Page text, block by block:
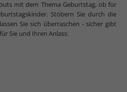
mit dem Thema Geburtstag, ob für
Stöbern Sie durch die
Sie sich überraschen - sicher gibt
Sie und Ihren Anlass.